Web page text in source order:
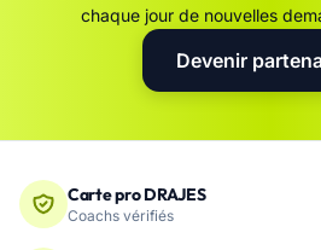
chaque jour de nouvelles
Devenir
Carte pro DRAJES
Coachs vérifiés